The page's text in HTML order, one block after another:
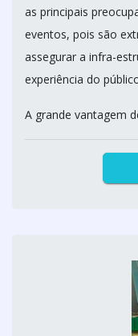
as principais
eventos, pois são
assegurar a infra-
experiência do
A grande vantagem